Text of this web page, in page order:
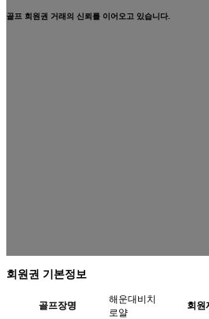
골프 회원권 거래의 신뢰를 이어오고 있습니다.
회원권 기본정보
골프장명
해운대비치
로얄
회원